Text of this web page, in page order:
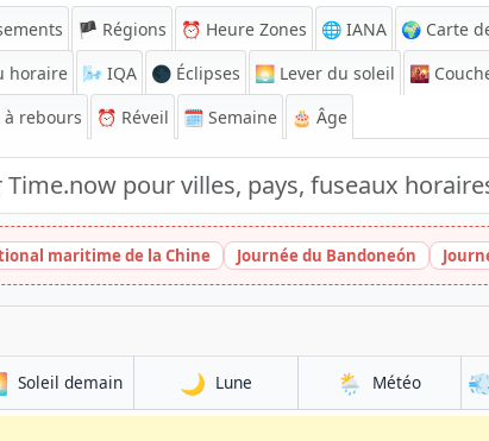
🏴 Régions ⏰ Heure Zones 🌐 IANA 🌍 Carte
horaire 🌬️ IQA 🌑 Éclipses 🌅 Lever du soleil 🌇
à rebours ⏰ Réveil 🗓️ Semaine 🎂 Âge
maritime de la Chine Journée du Bandoneón
Soleil demain 🌙 Lune 🌦️ Météo